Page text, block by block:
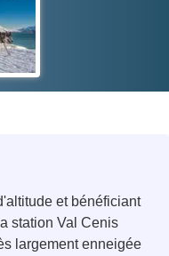
et bénéficiant
station Val Cenis
largement enneigée